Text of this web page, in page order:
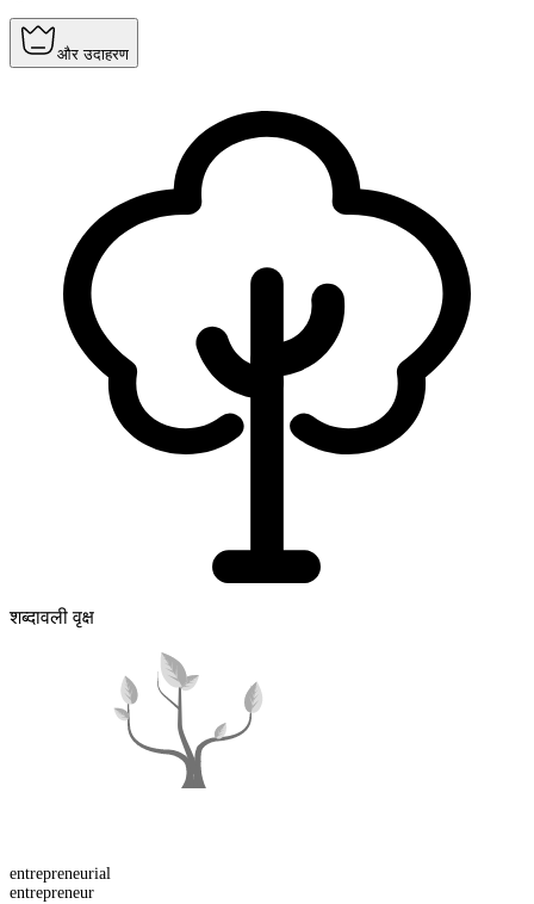
और उदाहरण
शब्दावली वृक्ष
entrepreneurial
entrepreneur